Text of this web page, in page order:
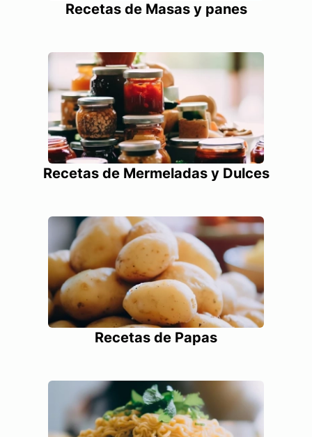
Recetas de Masas y panes
Recetas de Mermeladas y Dulces
Recetas de Papas